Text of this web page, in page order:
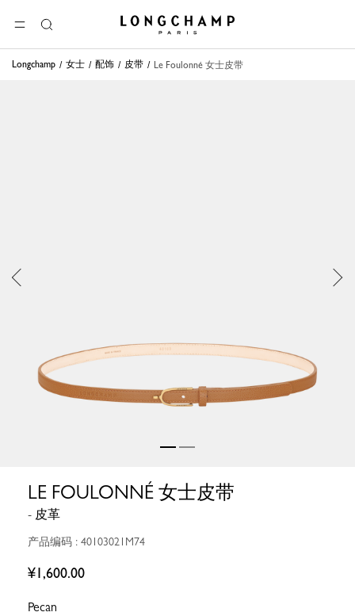
选单
搜
索
Longchamp - 主页
Longchamp 女士 配饰 皮带 Le Foulonné 女士皮带
LE FOULONNÉ 女士皮带
- 皮革
产品编码 : 40103021M74
¥1,600.00
Pecan